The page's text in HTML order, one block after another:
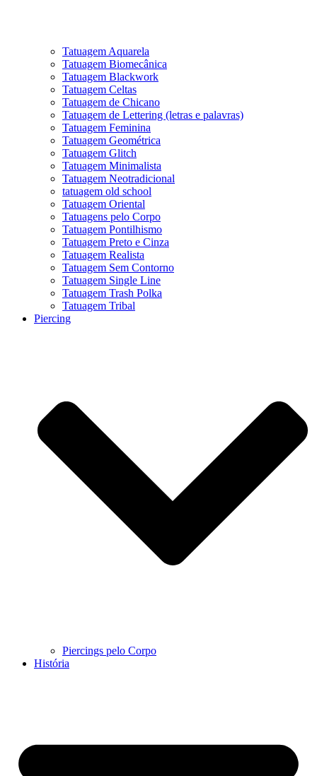
Tatuagem Aquarela
Tatuagem Biomecânica
Tatuagem Blackwork
Tatuagem Celtas
Tatuagem de Chicano
Tatuagem de Lettering (letras e palavras)
Tatuagem Feminina
Tatuagem Geométrica
Tatuagem Glitch
Tatuagem Minimalista
Tatuagem Neotradicional
tatuagem old school
Tatuagem Oriental
Tatuagens pelo Corpo
Tatuagem Pontilhismo
Tatuagem Preto e Cinza
Tatuagem Realista
Tatuagem Sem Contorno
Tatuagem Single Line
Tatuagem Trash Polka
Tatuagem Tribal
Piercing
Piercings pelo Corpo
História